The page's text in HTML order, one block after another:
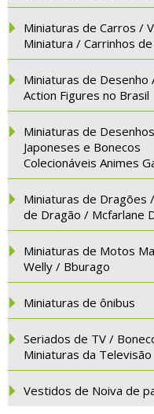
Miniaturas de Carros /
Miniatura / Carrinhos
Miniaturas de Desenho
Action Figures no Brasil
Miniaturas de Desenhos
Japoneses e Bonecos
Colecionáveis Animes
Miniaturas de Dragões
de Dragão / Mcfarlane
Miniaturas de Motos
Welly / Bburago
Miniaturas de ônibus
Seriados de TV /
Miniaturas da Televisão
Vestidos de Noiva de